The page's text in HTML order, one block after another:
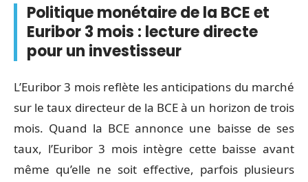
Politique monétaire de la BCE et
Euribor 3 mois : lecture directe
pour un investisseur
L’Euribor 3 mois reflète les anticipations du marché
sur le taux directeur de la BCE à un horizon de trois
mois. Quand la BCE annonce une baisse de ses
taux, l’Euribor 3 mois intègre cette baisse avant
même qu’elle ne soit effective, parfois plusieurs